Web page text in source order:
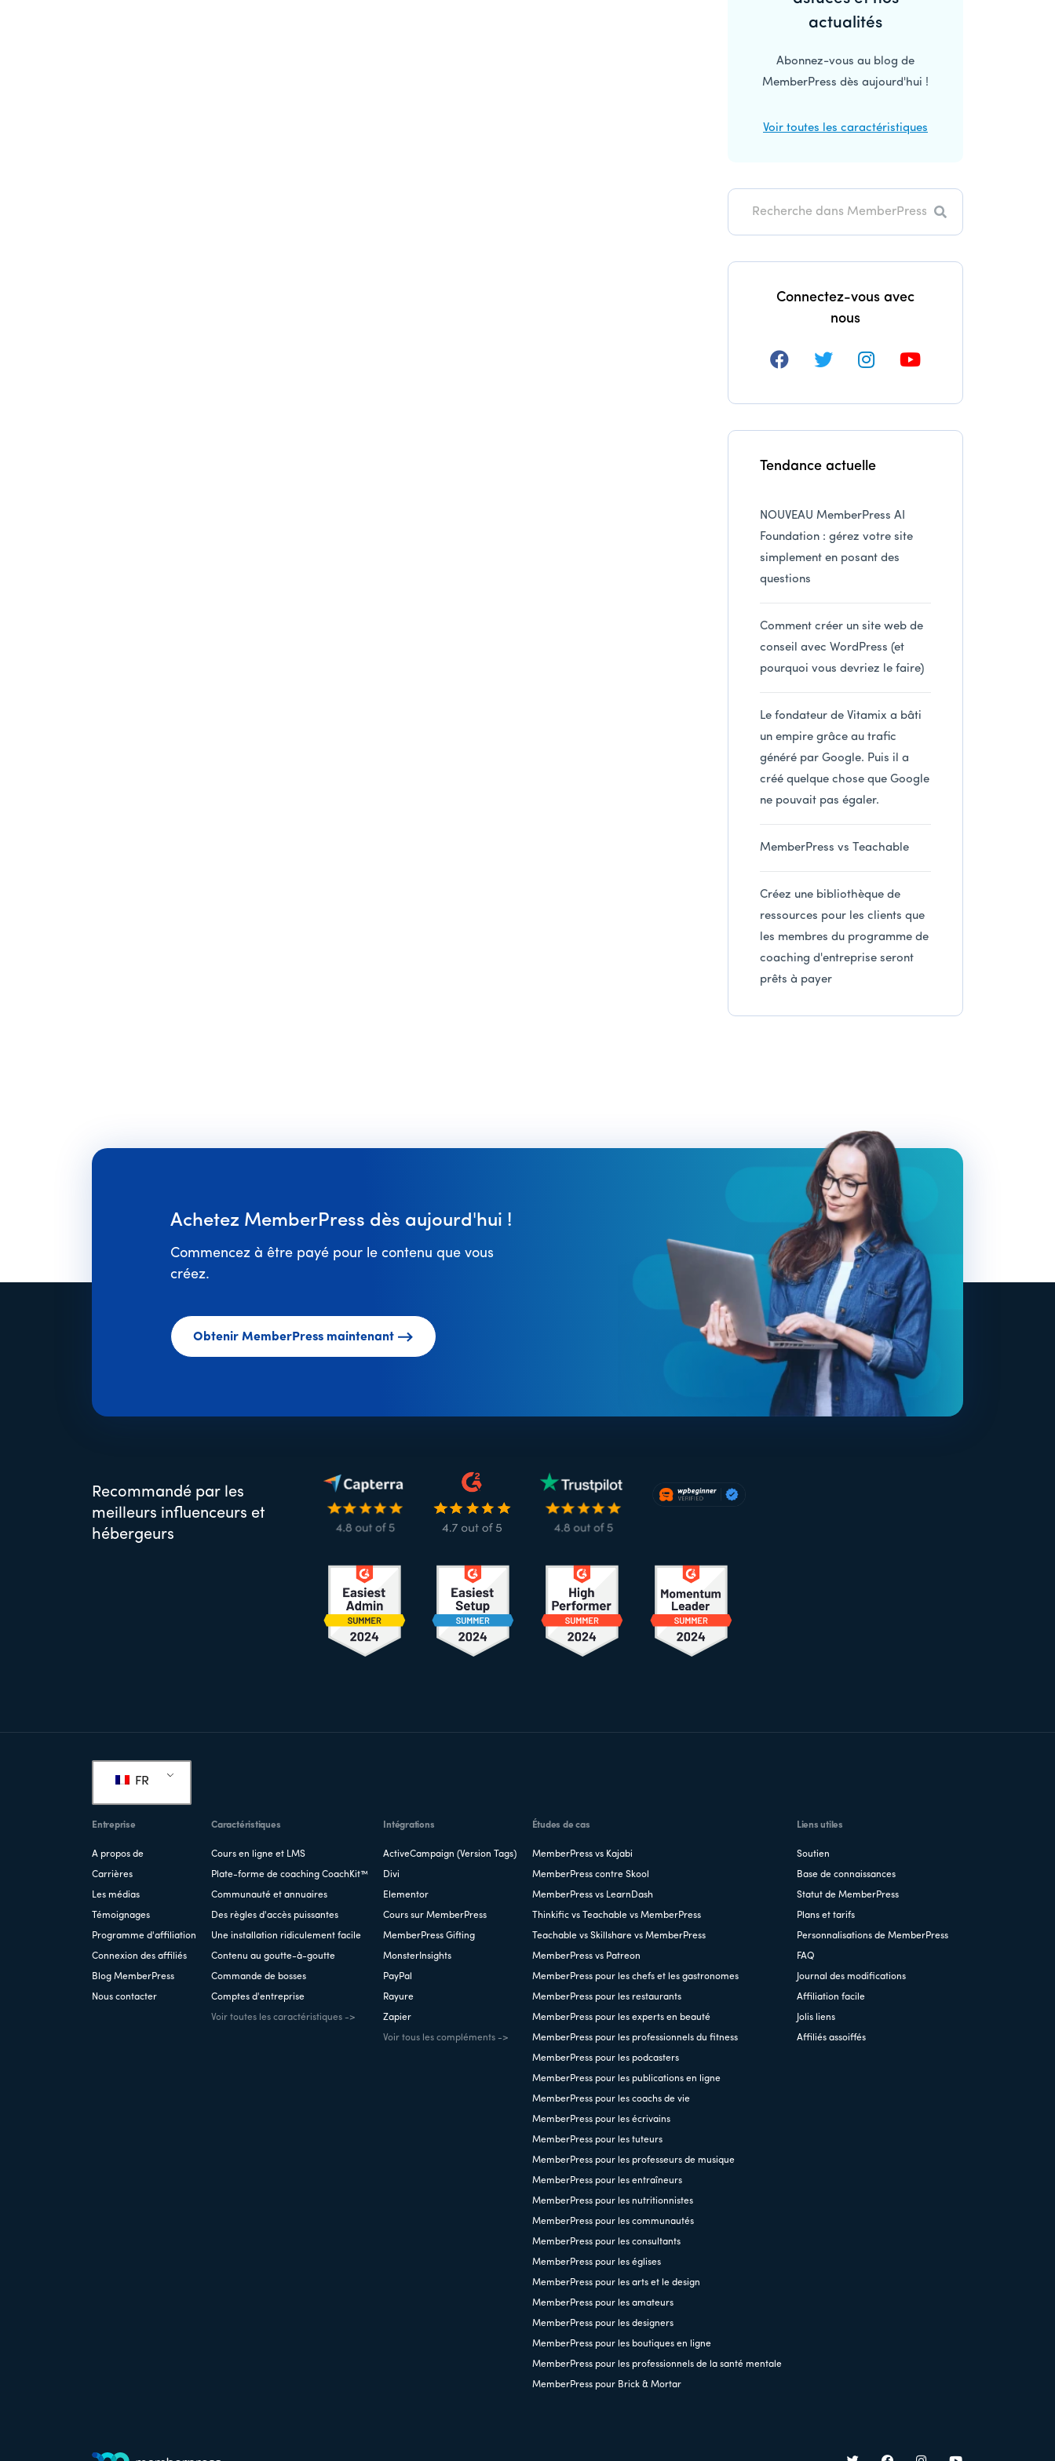
actualités
Abonnez-vous au blog de
MemberPress dès aujourd'hui !
Voir toutes les caractéristiques
Recherche
Connectez-vous avec
nous
Tendance actuelle
NOUVEAU MemberPress AI
Foundation : gérez votre site
simplement en posant des
questions
Comment créer un site web de
conseil avec WordPress (et
pourquoi vous devriez le faire)
Le fondateur de Vitamix a bâti
un empire grâce au trafic
généré par Google. Puis il a
créé quelque chose que Google
ne pouvait pas égaler.
MemberPress vs Teachable
Créez une bibliothèque de
ressources pour les clients que
les membres du programme de
coaching d'entreprise seront
prêts à payer
Achetez MemberPress dès aujourd'hui !
Commencez à être payé pour le contenu que vous
créez.
Obtenir MemberPress maintenant
Recommandé par les
meilleurs influenceurs et
hébergeurs
FR
Entreprise
A propos de
Carrières
Les médias
Témoignages
Programme d'affiliation
Connexion des affiliés
Blog MemberPress
Nous contacter
Caractéristiques
Cours en ligne et LMS
Plate-forme de coaching CoachKit™
Communauté et annuaires
Des règles d'accès puissantes
Une installation ridiculement facile
Contenu au goutte-à-goutte
Commande de bosses
Comptes d'entreprise
Voir toutes les caractéristiques ->
Intégrations
ActiveCampaign (Version Tags)
Divi
Elementor
Cours sur MemberPress
MemberPress Gifting
MonsterInsights
PayPal
Rayure
Zapier
Voir tous les compléments ->
Études de cas
MemberPress vs Kajabi
MemberPress contre Skool
MemberPress vs LearnDash
Thinkific vs Teachable vs MemberPress
Teachable vs Skillshare vs MemberPress
MemberPress vs Patreon
MemberPress pour les chefs et les gastronomes
MemberPress pour les restaurants
MemberPress pour les experts en beauté
MemberPress pour les professionnels du fitness
MemberPress pour les podcasters
MemberPress pour les publications en ligne
MemberPress pour les coachs de vie
MemberPress pour les écrivains
MemberPress pour les tuteurs
MemberPress pour les professeurs de musique
MemberPress pour les entraîneurs
MemberPress pour les nutritionnistes
MemberPress pour les communautés
MemberPress pour les consultants
MemberPress pour les églises
MemberPress pour les arts et le design
MemberPress pour les amateurs
MemberPress pour les designers
MemberPress pour les boutiques en ligne
MemberPress pour les professionnels de la santé mentale
MemberPress pour Brick & Mortar
Liens utiles
Soutien
Base de connaissances
Statut de MemberPress
Plans et tarifs
Personnalisations de MemberPress
FAQ
Journal des modifications
Affiliation facile
Jolis liens
Affiliés assoiffés